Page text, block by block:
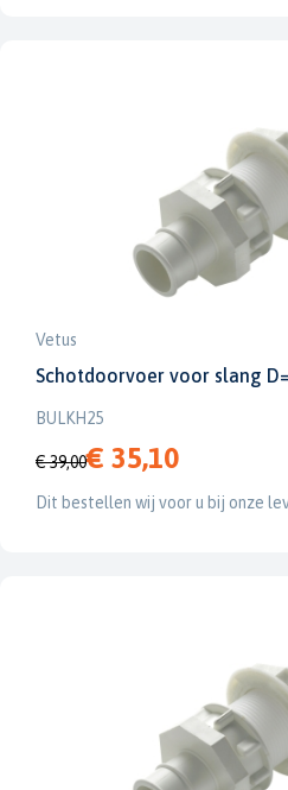
Vetus
Schotdoorvoer voor slang
BULKH25
€ 39,00€ 35,10
Dit bestellen wij voor u bij onze